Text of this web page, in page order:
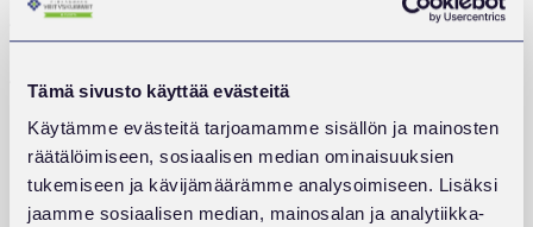
Tämä sivusto käyttää evästeitä
Käytämme evästeitä tarjoamamme sisällön ja mainosten
räätälöimiseen, sosiaalisen median ominaisuuksien
tukemiseen ja kävijämäärämme analysoimiseen. Lisäksi
jaamme sosiaalisen median, mainosalan ja analytiikka-
joka on kehittänyt pk-yrityksiä jo yli 40 vuoden ajan.
Toimimme pitkäjänteisesti yhdessä yrittäjien ja
ohjelmisto- ja palvelualoilla toimiviin kasvuhaluisiin
yhtiöihin.
Vaikka Panostaja toimii valtakunnallisesti, Pirkanmaa on
meille erityinen. Se on kotikenttämme ja yksi Suomen